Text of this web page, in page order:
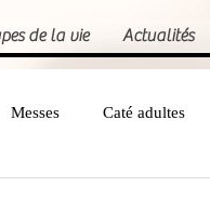
de la vie Actualités
Messes Caté adultes